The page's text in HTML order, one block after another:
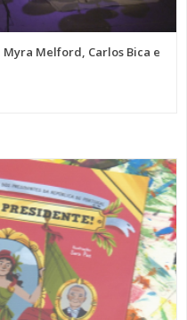
Melford, Carlos Bica e